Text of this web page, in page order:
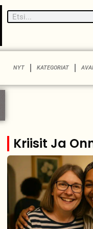
NYT KATEGORIAT
Kriisit Ja